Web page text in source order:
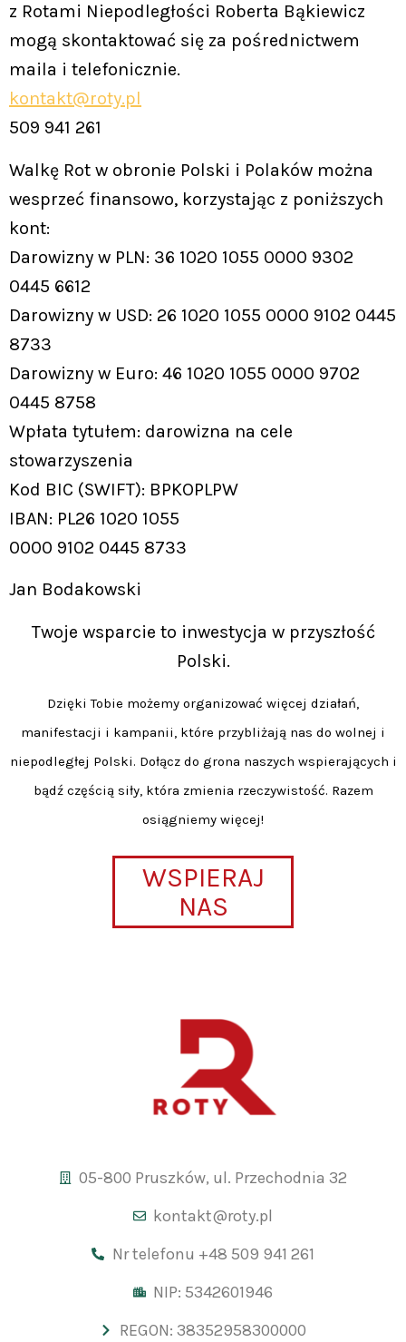
z Rotami Niepodległości Roberta Bąkiewicz
mogą skontaktować się za pośrednictwem
maila i telefonicznie.
kontakt@roty.pl
509 941 261
Walkę Rot w obronie Polski i Polaków można
wesprzeć finansowo, korzystając z poniższych
kont:
Darowizny w PLN: 36 1020 1055 0000 9302
0445 6612
Darowizny w USD: 26 1020 1055 0000 9102 0445
8733
Darowizny w Euro: 46 1020 1055 0000 9702
0445 8758
Wpłata tytułem: darowizna na cele
stowarzyszenia
Kod BIC (SWIFT): BPKOPLPW
IBAN: PL26 1020 1055
0000 9102 0445 8733
Jan Bodakowski
Twoje wsparcie to inwestycja w przyszłość
Polski.
Dzięki Tobie możemy organizować więcej działań,
manifestacji i kampanii, które przybliżają nas do wolnej i
niepodległej Polski. Dołącz do grona naszych wspierających i
bądź częścią siły, która zmienia rzeczywistość. Razem
osiągniemy więcej!
WSPIERAJ
NAS
05-800 Pruszków, ul. Przechodnia 32
kontakt@roty.pl
Nr telefonu +48 509 941 261
NIP: 5342601946
REGON: 38352958300000